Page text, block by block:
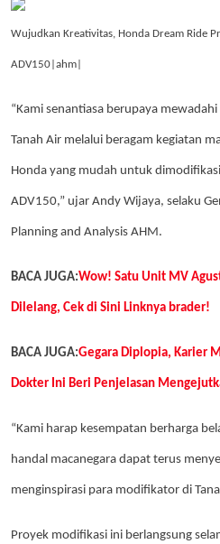
Wujudkan Kreativitas, Honda Dream Ride
ADV150|ahm|
“Kami senantiasa berupaya
Tanah Air melalui beragam kegiatan
Honda yang mudah untuk
ADV150,” ujar Andy Wijaya, selaku
Planning and Analysis AHM.
BACA JUGA:Wow! Satu Unit MV
Dilelang, Cek di Sini Linknya brader!
BACA JUGA:Gegara Diplopia, Karier
Dokter Ini Beri Penjelasan
“Kami harap kesempatan berharga
handal macanegara dapat terus
menginspirasi para modifikator di
Proyek modifikasi ini berlangsung